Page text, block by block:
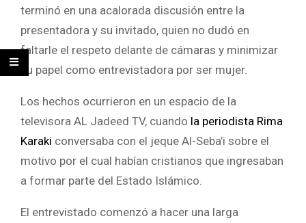
terminó en una acalorada discusión entre la
presentadora y su invitado, quien no dudó en
faltarle el respeto delante de cámaras y minimizar
su papel como entrevistadora por ser mujer.
Los hechos ocurrieron en un espacio de la
televisora AL Jadeed TV, cuando la periodista Rima
Karaki conversaba con el jeque Al-Seba’i sobre el
motivo por el cual habían cristianos que ingresaban
a formar parte del Estado Islámico.
El entrevistado comenzó a hacer una larga